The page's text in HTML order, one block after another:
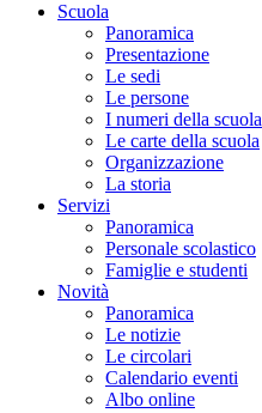
Scuola
Panoramica
Presentazione
Le sedi
Le persone
I numeri della scuola
Le carte della scuola
Organizzazione
La storia
Servizi
Panoramica
Personale scolastico
Famiglie e studenti
Novità
Panoramica
Le notizie
Le circolari
Calendario eventi
Albo online